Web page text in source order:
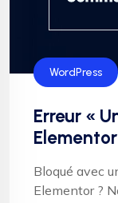
WordPress
Erreur «
Bloqué avec
Elementor ?